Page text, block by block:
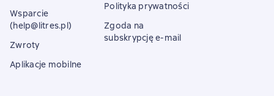
Wsparcie
(help@litres.pl)
Zwroty
Aplikacje mobilne
Polityka prywatności
Zgoda na
subskrypcję e-mail